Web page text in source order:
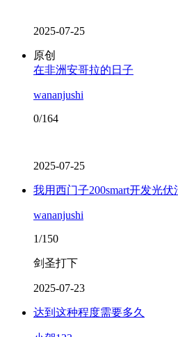
2025-07-25
原创
在非洲安哥拉的日子
wananjushi
0/164
2025-07-25
我用西门子200smart开发光
wananjushi
1/150
剑圣打下
2025-07-23
达到这种程度需要多久